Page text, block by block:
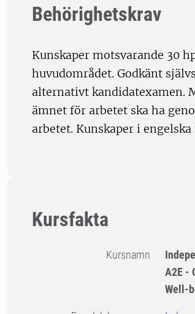
Behörighetskrav
Kunskaper motsvarande 30
huvudområdet. Godkänt
alternativt kandidatexamen.
ämnet för arbetet ska ha
arbetet. Kunskaper i
Kursfakta
Kursnamn
A2E -
Well-